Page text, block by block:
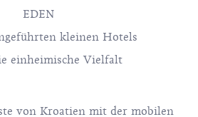
EDEN
kleinen Hotels
einheimische Vielfalt
von Kroatien mit der mobilen